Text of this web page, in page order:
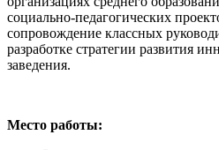
социально-педагогических
сопровождение классных
разработке стратегии развития
заведения.
Место работы: